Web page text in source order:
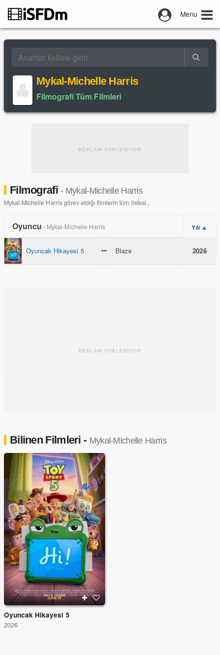
Menu
Mykal-Michelle Harris
Filmografi Tüm Filmleri
REKLAM YÜKLENİYOR
Filmografi- Mykal-Michelle Harris
Mykal-Michelle Harris görev aldığı filmlerin tüm listesi..
Oyuncu - Mykal-Michelle Harris Yılı ▲
Oyuncak Hikayesi 5 Blaze 2026
REKLAM YÜKLENİYOR
Bilinen Filmleri - Mykal-Michelle Harris
Oyuncak Hikayesi 5
2026